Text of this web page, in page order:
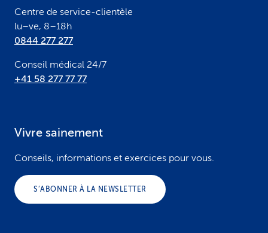
Centre de service-clientèle
lu–ve, 8–18h
0844 277 277
Conseil médical 24/7
+41 58 277 77 77
Vivre sainement
Conseils, informations et exercices pour vous.
S’ABONNER À LA NEWSLETTER